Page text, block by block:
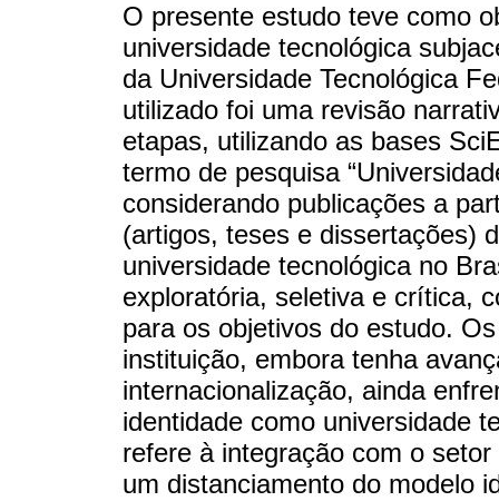
O presente estudo teve como
universidade tecnológica
da Universidade Tecnológica
utilizado foi uma revisão
etapas, utilizando as bases
termo de pesquisa
considerando publicações a
(artigos, teses e dissertações)
universidade tecnológica no
exploratória, seletiva e crítica,
para os objetivos do estudo.
instituição, embora tenha
internacionalização, ainda
identidade como universidade
refere à integração com o
um distanciamento do modelo